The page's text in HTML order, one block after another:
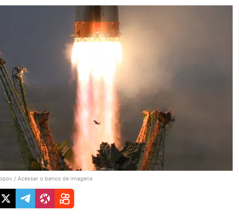
/ Acessar o banco de imagens